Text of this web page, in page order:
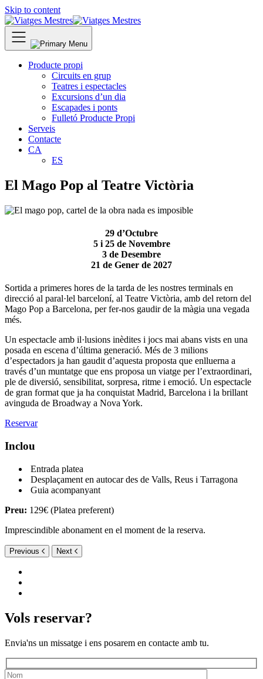
Skip to content
Producte propi
Circuits en grup
Teatres i espectacles
Excursions d’un dia
Escapades i ponts
Fulletó Producte Propi
Serveis
Contacte
CA
ES
El Mago Pop al Teatre Victòria
29 d’Octubre
5 i 25 de Novembre
3 de Desembre
21 de Gener de 2027
Sortida a primeres hores de la tarda de les nostres terminals en
direcció al paral·lel barceloní, al Teatre Victòria, amb del retorn del
Mago Pop a Barcelona, per fer-nos gaudir de la màgia una vegada
més.
Un espectacle amb il·lusions inèdites i jocs mai abans vists en una
posada en escena d’última generació. Més de 3 milions
d’espectadors ja han gaudit d’aquesta proposta que enlluerna a
través d’un muntatge que ens proposa un viatge per l’extraordinari,
ple de diversió, sensibilitat, sorpresa, ritme i emoció. Un espectacle
de gran format que ja ha conquistat Madrid, Barcelona i la brillant
avinguda de Broadway a Nova York.
Reservar
Inclou
Entrada platea
Desplaçament en autocar des de Valls, Reus i Tarragona
Guia acompanyant
Preu: 129€ (Platea preferent)
Imprescindible abonament en el moment de la reserva.
Previous Next
Vols reservar?
Envia'ns un missatge i ens posarem en contacte amb tu.